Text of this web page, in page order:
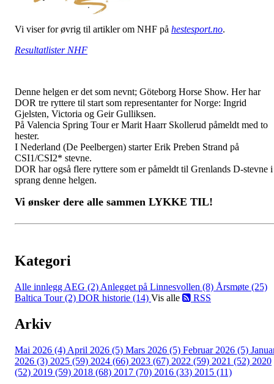
Vi viser for øvrig til artikler om NHF på hestesport.no.
Resultatlister NHF
Denne helgen er det som nevnt; Göteborg Horse Show. Her har
DOR tre ryttere til start som representanter for Norge: Ingrid
Gjelsten, Victoria og Geir Gulliksen.
På Valencia Spring Tour er Marit Haarr Skollerud påmeldt med to
hester.
I Nederland (De Peelbergen) starter Erik Preben Strand på
CSI1/CSI2* stevne.
DOR har også flere ryttere som er påmeldt til Grenlands D-stevne i
sprang denne helgen.
Vi ønsker dere alle sammen LYKKE TIL!
Kategori
Alle innlegg AEG (2) Anlegget på Linnesvollen (8) Årsmøte (25)
Baltica Tour (2) DOR historie (14) Vis alle RSS
Arkiv
Mai 2026 (4) April 2026 (5) Mars 2026 (5) Februar 2026 (5)
2026 (3) 2025 (59) 2024 (66) 2023 (67) 2022 (59) 2021 (52) 2020
(52) 2019 (59) 2018 (68) 2017 (70) 2016 (33) 2015 (11)